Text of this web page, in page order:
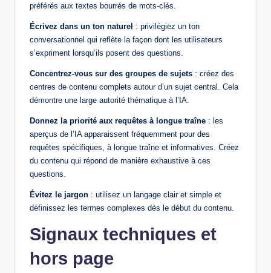
préférés aux textes bourrés de mots-clés.
Écrivez dans un ton naturel : privilégiez un ton
conversationnel qui reflète la façon dont les utilisateurs
s’expriment lorsqu’ils posent des questions.
Concentrez-vous sur des groupes de sujets : créez des
centres de contenu complets autour d’un sujet central. Cela
démontre une large autorité thématique à l’IA.
Donnez la priorité aux requêtes à longue traîne : les
aperçus de l’IA apparaissent fréquemment pour des
requêtes spécifiques, à longue traîne et informatives. Créez
du contenu qui répond de manière exhaustive à ces
questions.
Évitez le jargon : utilisez un langage clair et simple et
définissez les termes complexes dès le début du contenu.
Signaux techniques et
hors page